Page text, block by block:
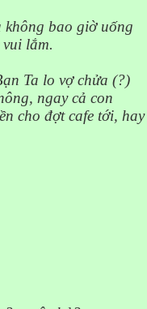
không bao giờ uống
lắm.
Ta lo vợ chửa (?)
ngay cả con
cho đợt cafe tới, hay